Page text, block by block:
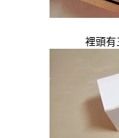
裡頭有